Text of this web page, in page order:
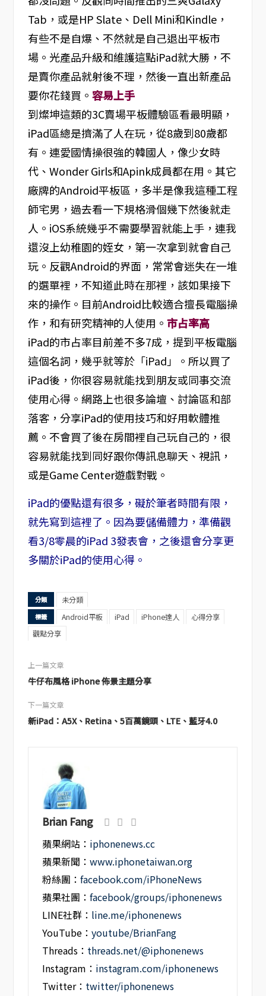
Tab，或是HP Slate、Dell Mini和Kindle，
有些不是自爆、不然就是自己退出平板市
場。光產品升級和維護這點iPad就大勝，不
是賣你產品就射後不理，然後一直出新產品
要你花錢買。 容易上手
到燦坤這類的3C賣場平板體驗區看最明顯，
iPad區總是擠滿了人在玩，從8歲到80歲都
有。連愛國情操很強的韓國人，像少女時
代、Wonder Girls和Apink成員都在用。其它
廠牌的Android平板區，多半是像我這種工程
師宅男，過去看一下規格滑個幾下然後就走
人。iOS系統幾乎不需要學習就能上手，連我
還沒上幼稚園的姪女，第一次拿到就會自己
玩。反觀Android的界面，常常會迷失在一堆
的選單裡，不知道此時在那裡，該如果接下
來的操作。目前Android比較適合擅長電腦操
作，和有研究精神的人使用。 市占率高
iPad的市占率目前差不多7成，提到平板電腦
這個名詞，幾乎就等於「iPad」。所以買了
iPad後，你很容易就能找到朋友或同事交流
使用心得。網路上也很多論壇、討論區和部
落客，分享iPad的使用技巧和好用軟體推
薦。不會買了後在房間裡自己玩自己的，很
容易就能找到同好跟你傳訊息聊天、視訊，
或是Game Center遊戲對戰。
iPad的優點還有很多，礙於筆者時間有限，
就先寫到這裡了。因為要儲備體力，準備觀
看3/8零晨的iPad 3發表會，之後還會分享更
多關於iPad的使用心得。
分類 未分類
標籤 Android平板 iPad iPhone達人
心得分享
觀點分享
上一篇文章
牛仔布風格 iPhone 佈景主題分享
下一篇文章
新iPad：A5X、Retina、5百萬鏡頭、LTE、藍牙4.0
Brian Fang
蘋果網站： iphonenews.cc
蘋果新聞：www.iphonetaiwan.org
粉絲團：facebook.com/iPhoneNews
蘋果社團：facebook/groups/iphonenews
LINE社群： line.me/iphonenews
YouTube：youtube/BrianFang
Threads： threads.net/@iphonenews
Instagram： instagram.com/iphonenews
Twitter： twitter/iphonenews